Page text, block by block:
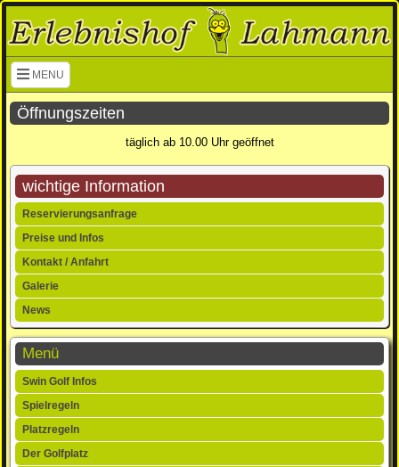
MENU
Navigation überspringen
Öffnungszeiten
täglich ab 10.00 Uhr geöffnet
wichtige Information
Navigation
überspringen
Reservierungsanfrage
Preise und Infos
Kontakt / Anfahrt
Galerie
News
Menü
Navigation
überspringen
Swin Golf Infos
Spielregeln
Platzregeln
Der Golfplatz